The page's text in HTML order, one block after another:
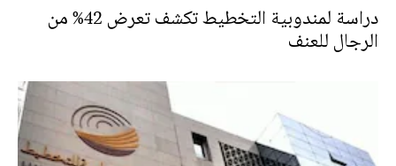
دراسة لمندوبية التخطيط تكشف تعرض 42% من
الرجال للعنف